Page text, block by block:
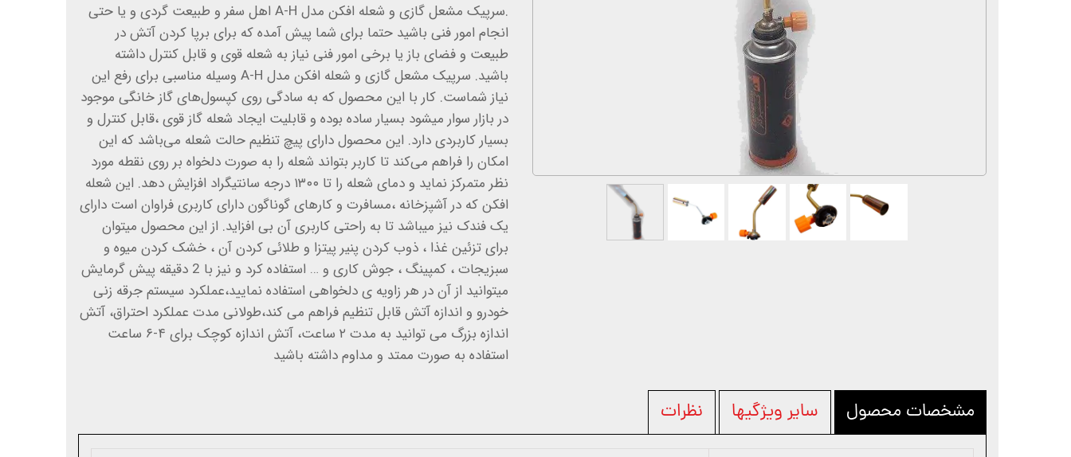
.سرپیک مشعل گازی و شعله افکن مدل A-H اهل سفر و طبیعت گردی و یا حتی
انجام امور فنی باشید حتما برای شما پیش آمده که برای برپا کردن آتش در
طبیعت و فضای باز یا برخی امور فنی نیاز به شعله قوی و قابل کنترل داشته
باشید. سرپیک مشعل گازی و شعله افکن مدل A-H وسیله مناسبی برای رفع این
نیاز شماست. کار با این محصول که به سادگی روی کپسول‌های گاز خانگی موجود
در بازار سوار میشود بسیار ساده بوده و قابلیت ایجاد شعله گاز قوی ،قابل کنترل و
بسیار کاربردی دارد. این محصول دارای پیچ تنظیم حالت شعله می‌باشد که این
امکان را فراهم می‌کند تا کاربر بتواند شعله را به صورت دلخواه بر روی نقطه مورد
نظر متمرکز نماید‌ و دمای شعله را تا ۱۳۰۰ درجه سانتیگراد افزایش دهد. این شعله
افکن که در آشپزخانه ‌،مسافرت و کارهای گوناگون دارای کاربری فراوان است دارای
یک فندک نیز میباشد تا به راحتی کاربری آن بی افزاید. از این محصول میتوان
برای تزئین غذا ، ذوب کردن پنیر پیتزا و طلائی کردن آن ، خشک کردن میوه و
سبزیجات ، کمپینگ ، جوش کاری و … استفاده کرد و نیز با 2 دقیقه پیش گرمایش
میتوانید از آن در هر زاویه ی دلخواهی استفاده نمایید،عملکرد سیستم جرقه زنی
خودرو و اندازه آتش قابل تنظیم فراهم می کند،طولانی مدت عملکرد احتراق، آتش
اندازه بزرگ می توانید به مدت ۲ ساعت، آتش اندازه کوچک برای ۴-۶ ساعت
استفاده به صورت ممتد و مداوم داشته باشید
مشخصات محصول سایر ویژگیها نظرات